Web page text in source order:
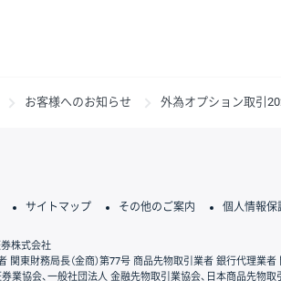
お客様へのお知らせ 外為オプション取引
サイトマップ その他のご案内 個人情報保
株式会社
関東財務局長（金商）第77号 商品先物取引業者 銀行代理業
券業協会、一般社団法人 金融先物取引業協会、日本商品先物取